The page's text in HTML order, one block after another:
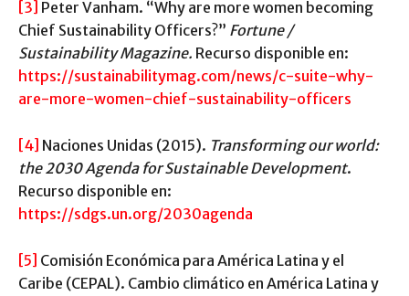
[3] Peter Vanham. “Why are more women becoming
Chief Sustainability Officers?” Fortune /
Sustainability Magazine. Recurso disponible en:
https://sustainabilitymag.com/news/c-suite-why-
are-more-women-chief-sustainability-officers
[4] Naciones Unidas (2015). Transforming our world:
the 2030 Agenda for Sustainable Development.
Recurso disponible en:
https://sdgs.un.org/2030agenda
[5] Comisión Económica para América Latina y el
Caribe (CEPAL). Cambio climático en América Latina y